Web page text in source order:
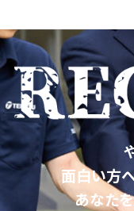
面白い方
あなたを